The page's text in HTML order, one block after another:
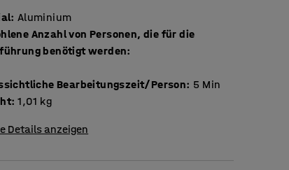
: Aluminium
Anzahl von Personen, die für die
benötigt werden:
Bearbeitungszeit/Person: 5 Min
: 1,01 kg
Details anzeigen